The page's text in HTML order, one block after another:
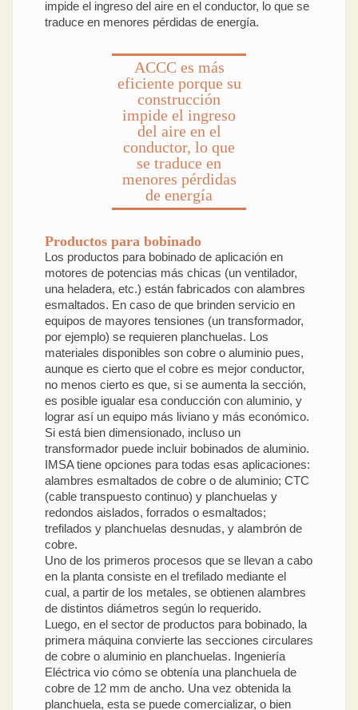
impide el ingreso del aire en el conductor, lo que se
traduce en menores pérdidas de energía.
ACCC es más
eficiente porque su
construcción
impide el ingreso
del aire en el
conductor, lo que
se traduce en
menores pérdidas
de energía
Productos para bobinado
Los productos para bobinado de aplicación en
motores de potencias más chicas (un ventilador,
una heladera, etc.) están fabricados con alambres
esmaltados. En caso de que brinden servicio en
equipos de mayores tensiones (un transformador,
por ejemplo) se requieren planchuelas. Los
materiales disponibles son cobre o aluminio pues,
aunque es cierto que el cobre es mejor conductor,
no menos cierto es que, si se aumenta la sección,
es posible igualar esa conducción con aluminio, y
lograr así un equipo más liviano y más económico.
Si está bien dimensionado, incluso un
transformador puede incluir bobinados de aluminio.
IMSA tiene opciones para todas esas aplicaciones:
alambres esmaltados de cobre o de aluminio; CTC
(cable transpuesto continuo) y planchuelas y
redondos aislados, forrados o esmaltados;
trefilados y planchuelas desnudas, y alambrón de
cobre.
Uno de los primeros procesos que se llevan a cabo
en la planta consiste en el trefilado mediante el
cual, a partir de los metales, se obtienen alambres
de distintos diámetros según lo requerido.
Luego, en el sector de productos para bobinado, la
primera máquina convierte las secciones circulares
de cobre o aluminio en planchuelas. Ingeniería
Eléctrica vio cómo se obtenía una planchuela de
cobre de 12 mm de ancho. Una vez obtenida la
planchuela, esta se puede comercializar, o bien